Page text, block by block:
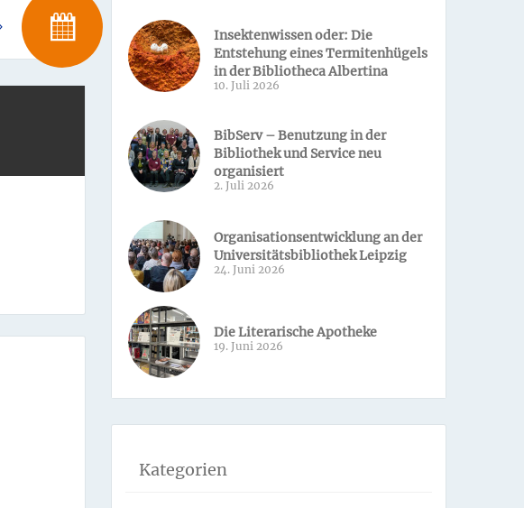
Insektenwissen oder: Die
Entstehung eines Termitenhügels
in der Bibliotheca Albertina
10. Juli 2026
BibServ – Benutzung in der
Bibliothek und Service neu
organisiert
2. Juli 2026
Organisationsentwicklung an der
Universitätsbibliothek Leipzig
24. Juni 2026
Die Literarische Apotheke
19. Juni 2026
Kategorien